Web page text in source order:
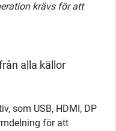
krävs för att
alla källor
som USB, HDMI, DP
för att